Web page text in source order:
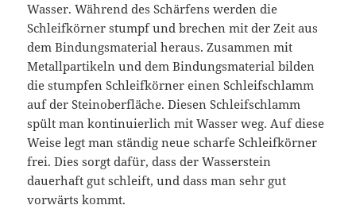
Wasser. Während des Schärfens werden die
Schleifkörner stumpf und brechen mit der Zeit aus
dem Bindungsmaterial heraus. Zusammen mit
Metallpartikeln und dem Bindungsmaterial bilden
die stumpfen Schleifkörner einen Schleifschlamm
auf der Steinoberfläche. Diesen Schleifschlamm
spült man kontinuierlich mit Wasser weg. Auf diese
Weise legt man ständig neue scharfe Schleifkörner
frei. Dies sorgt dafür, dass der Wasserstein
dauerhaft gut schleift, und dass man sehr gut
vorwärts kommt.